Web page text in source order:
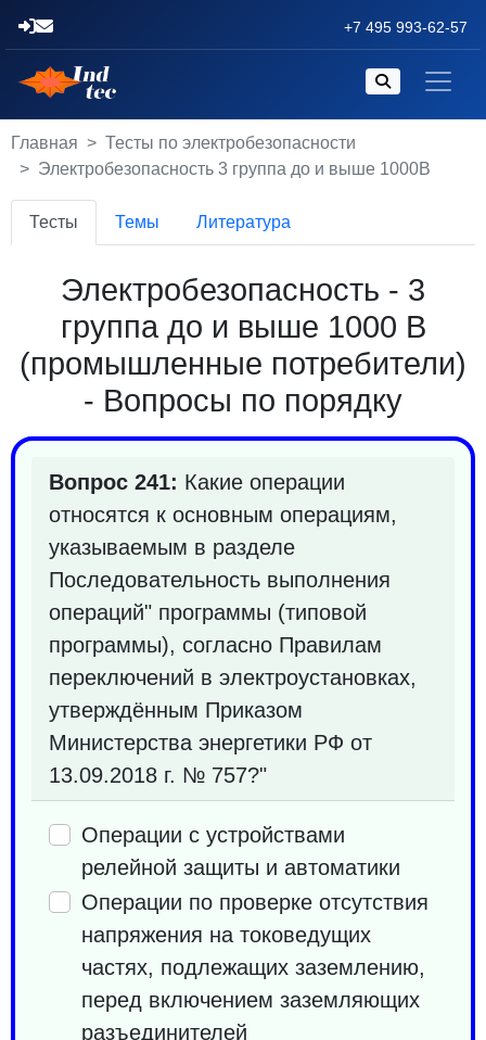
+7 495 993-62-57
Главная
Тесты по электробезопасности
Электробезопасность 3 группа до и выше 1000В
Тесты Темы Литература
Электробезопасность - 3
группа до и выше 1000 В
(промышленные потребители)
- Вопросы по порядку
Вопрос 241: Какие операции
относятся к основным операциям,
указываемым в разделе
Последовательность выполнения
операций" программы (типовой
программы), согласно Правилам
переключений в электроустановках,
утверждённым Приказом
Министерства энергетики РФ от
13.09.2018 г. № 757?"
Операции с устройствами
релейной защиты и автоматики
Операции по проверке отсутствия
напряжения на токоведущих
частях, подлежащих заземлению,
перед включением заземляющих
разъединителей